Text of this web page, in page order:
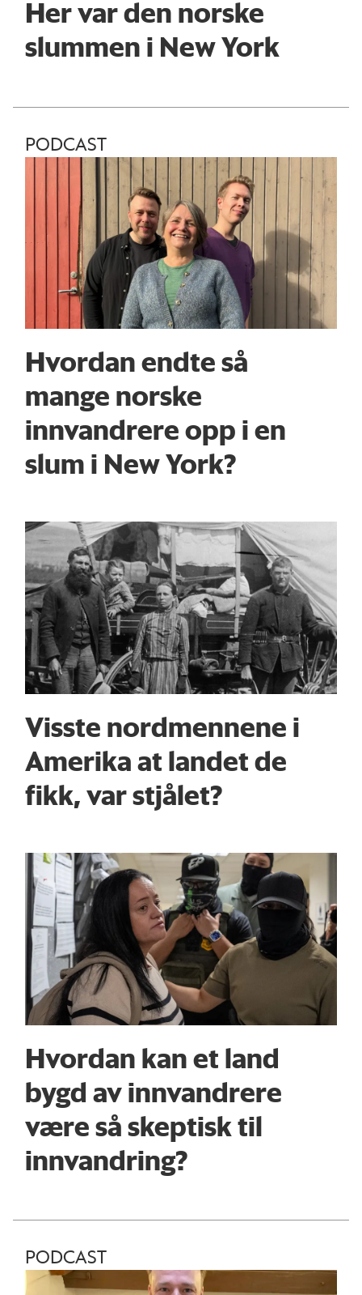
Her var den norske
slummen i New York
PODCAST
Hvordan endte så
mange norske
innvandrere opp i en
slum i New York?
Visste nordmennene i
Amerika at landet de
fikk, var stjålet?
Hvordan kan et land
bygd av innvandrere
være så skeptisk til
innvandring?
PODCAST